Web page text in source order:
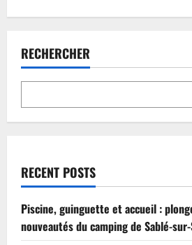
en
Lozère
:
mon
choisir
sans
RECHERCHER
RECENT POSTS
Piscine, guinguette et accueil :
nouveautés du camping de Sablé-